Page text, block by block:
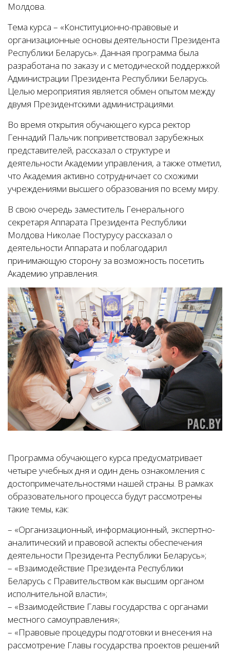
Молдова.
Тема курса – «Конституционно-правовые и
организационные основы деятельности Президента
Республики Беларусь». Данная программа была
разработана по заказу и с методической поддержкой
Администрации Президента Республики Беларусь.
Целью мероприятия является обмен опытом между
двумя Президентскими администрациями.
Во время открытия обучающего курса ректор
Геннадий Пальчик поприветствовал зарубежных
представителей, рассказал о структуре и
деятельности Академии управления, а также отметил,
что Академия активно сотрудничает со схожими
учреждениями высшего образования по всему миру.
В свою очередь заместитель Генерального
секретаря Аппарата Президента Республики
Молдова Николае Постурусу рассказал о
деятельности Аппарата и поблагодарил
принимающую сторону за возможность посетить
Академию управления.
Программа обучающего курса предусматривает
четыре учебных дня и один день ознакомления с
достопримечательностями нашей страны. В рамках
образовательного процесса будут рассмотрены
такие темы, как:
– «Организационный, информационный, экспертно-
аналитический и правовой аспекты обеспечения
деятельности Президента Республики Беларусь»;
– «Взаимодействие Президента Республики
Беларусь с Правительством как высшим органом
исполнительной власти»;
– «Взаимодействие Главы государства с органами
местного самоуправления»;
– «Правовые процедуры подготовки и внесения на
рассмотрение Главы государства проектов решений